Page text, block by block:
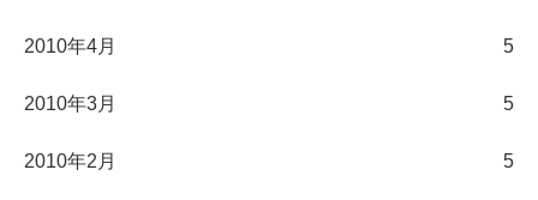
2010年4月 5
2010年3月 5
2010年2月 5